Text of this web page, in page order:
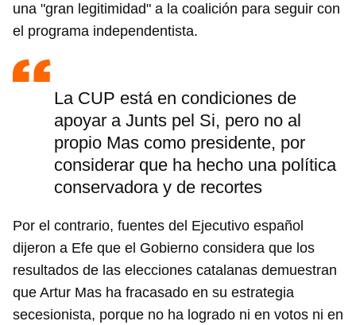
una "gran legitimidad" a la coalición para seguir con
el programa independentista.
La CUP está en condiciones de
apoyar a Junts pel Si, pero no al
propio Mas como presidente, por
considerar que ha hecho una política
conservadora y de recortes
Por el contrario, fuentes del Ejecutivo español
dijeron a Efe que el Gobierno considera que los
resultados de las elecciones catalanas demuestran
que Artur Mas ha fracasado en su estrategia
secesionista, porque no ha logrado ni en votos ni en